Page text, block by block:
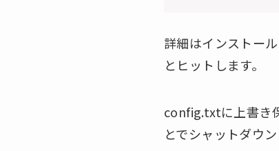
詳細はインストー
とヒットします。
config.txtに上書き
とでシャットダウ